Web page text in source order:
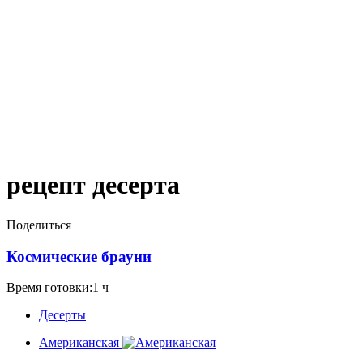
рецепт десерта
Поделиться
Космические брауни
Время готовки:1 ч
Десерты
Американская